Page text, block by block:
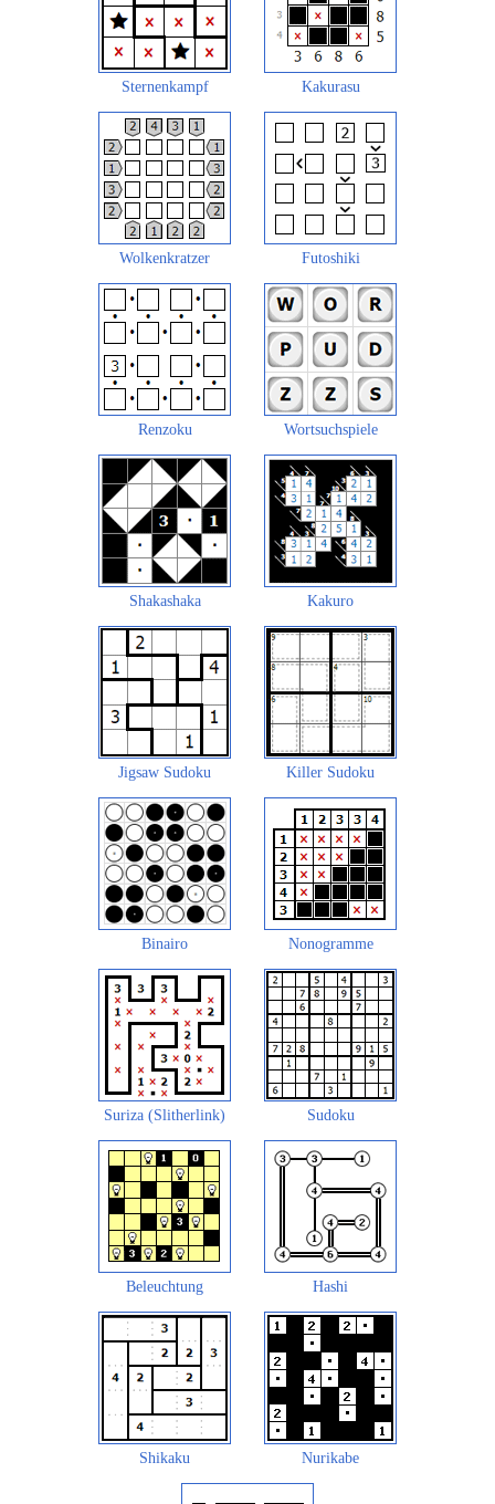
Sternenkampf Kakurasu
Wolkenkratzer Futoshiki
Renzoku Wortsuchspiele
Shakashaka Kakuro
Jigsaw Sudoku Killer Sudoku
Binairo Nonogramme
Suriza (Slitherlink) Sudoku
Beleuchtung Hashi
Shikaku Nurikabe